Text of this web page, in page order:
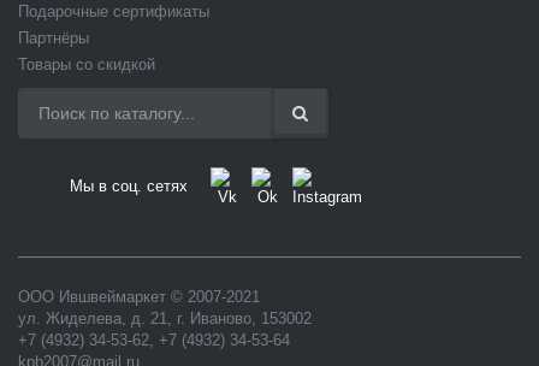
Подарочные сертификаты
Партнёры
Товары со скидкой
Мы в соц. сетях
ООО Ившвеймаркет © 2007-2021
ул. Жиделева, д. 21, г. Иваново, 153002
+7 (4932) 34-53-62, +7 (4932) 34-53-64
kpb2007@mail.ru